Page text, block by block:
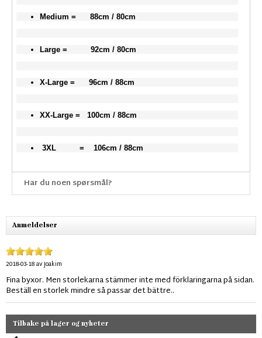
Medium = 88cm / 80cm
Large = 92cm / 80cm
X-Large = 96cm / 88cm
XX-Large = 100cm / 88cm
3XL = 106cm / 88cm
Har du noen spørsmål?
Anmeldelser
2018-03-18avJoakim
Fina byxor. Men storlekarna stämmer inte med förklaringarna på sidan.
Beställ en storlek mindre så passar det bättre..
Tilbake på lager og nyheter